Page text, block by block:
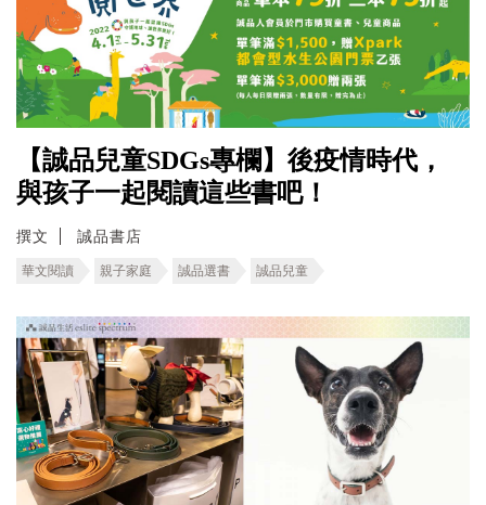
【誠品兒童SDGs專欄】後疫情時代，
與孩子一起閱讀這些書吧！
撰文 誠品書店
華文閱讀 親子家庭 誠品選書 誠品兒童